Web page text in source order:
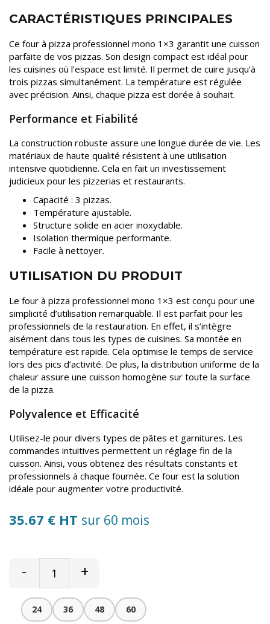
CARACTÉRISTIQUES PRINCIPALES
Ce four à pizza professionnel mono 1×3 garantit une cuisson
parfaite de vos pizzas. Son design compact est idéal pour
les cuisines où l’espace est limité. Il permet de cuire jusqu’à
trois pizzas simultanément. La température est régulée
avec précision. Ainsi, chaque pizza est dorée à souhait.
Performance et Fiabilité
La construction robuste assure une longue durée de vie. Les
matériaux de haute qualité résistent à une utilisation
intensive quotidienne. Cela en fait un investissement
judicieux pour les pizzerias et restaurants.
Capacité : 3 pizzas.
Température ajustable.
Structure solide en acier inoxydable.
Isolation thermique performante.
Facile à nettoyer.
UTILISATION DU PRODUIT
Le four à pizza professionnel mono 1×3 est conçu pour une
simplicité d’utilisation remarquable. Il est parfait pour les
professionnels de la restauration. En effet, il s’intègre
aisément dans tous les types de cuisines. Sa montée en
température est rapide. Cela optimise le temps de service
lors des pics d’activité. De plus, la distribution uniforme de la
chaleur assure une cuisson homogène sur toute la surface
de la pizza.
Polyvalence et Efficacité
Utilisez-le pour divers types de pâtes et garnitures. Les
commandes intuitives permettent un réglage fin de la
cuisson. Ainsi, vous obtenez des résultats constants et
professionnels à chaque fournée. Ce four est la solution
idéale pour augmenter votre productivité.
35.67 € HT sur 60 mois
- +
24 36 48 60